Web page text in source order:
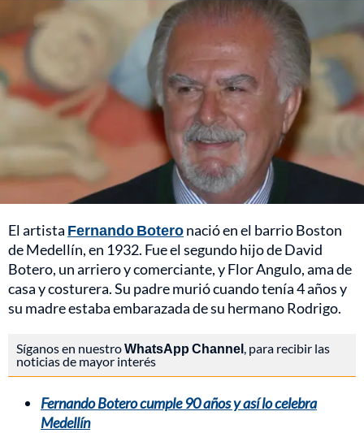
El artista Fernando Boteronació en el barrio Boston
de Medellín, en 1932. Fue el segundo hijo de David
Botero, un arriero y comerciante, y Flor Angulo, ama de
casa y costurera. Su padre murió cuando tenía 4 años y
su madre estaba embarazada de su hermano Rodrigo.
Síganos en nuestroWhatsApp Channel, para recibir las
noticias de mayor interés
Fernando Botero cumple 90 años y así lo celebra
Medellín